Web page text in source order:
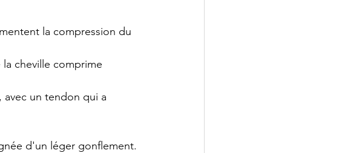
la compression du
cheville comprime
, avec un tendon qui a
d'un léger gonflement.